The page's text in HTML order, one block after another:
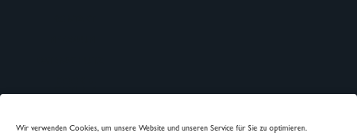
Wir verwenden Cookies, um unsere Website und unseren Service für Sie zu optimieren.